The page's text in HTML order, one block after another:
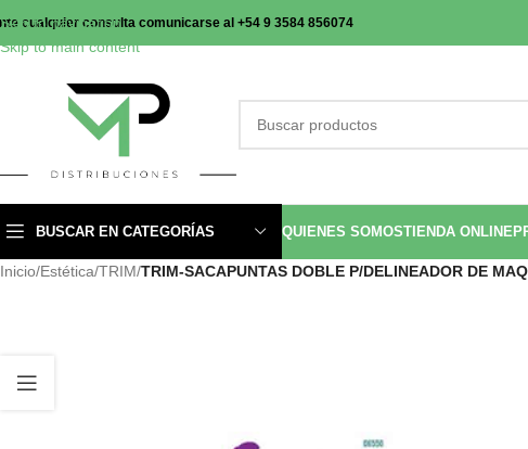
Skip to navigation
Skip to main content
cualquier consulta comunicarse al +54 9 3584 856074
BUSCAR EN CATEGORÍAS QUIENES SOMOSTIENDA ONLINE
Inicio/Estética/TRIM/TRIM-SACAPUNTAS DOBLE P/DELINEADOR DE